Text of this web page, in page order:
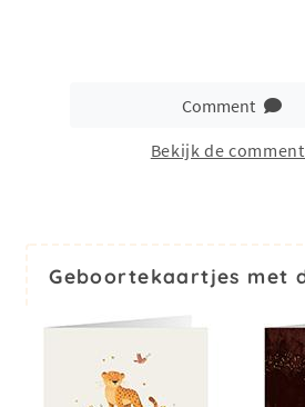
Comment
Bekijk de
Geboortekaartjes met